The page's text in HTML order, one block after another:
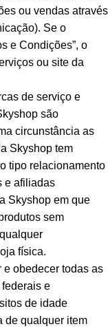
ou vendas através
Se o
e Condições”, o
ou site da
de serviço e
são
circunstância as
Skyshop tem
tipo relacionamento
e afiliadas
Skyshop em que
sem
física.
obedecer todas as
e
de idade
de qualquer item